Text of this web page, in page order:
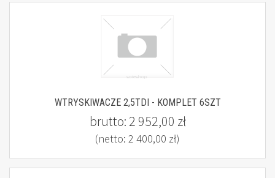
WTRYSKIWACZE 2,5TDI - KOMPLET 6SZT
brutto: 2 952,00 zł
(netto: 2 400,00 zł)